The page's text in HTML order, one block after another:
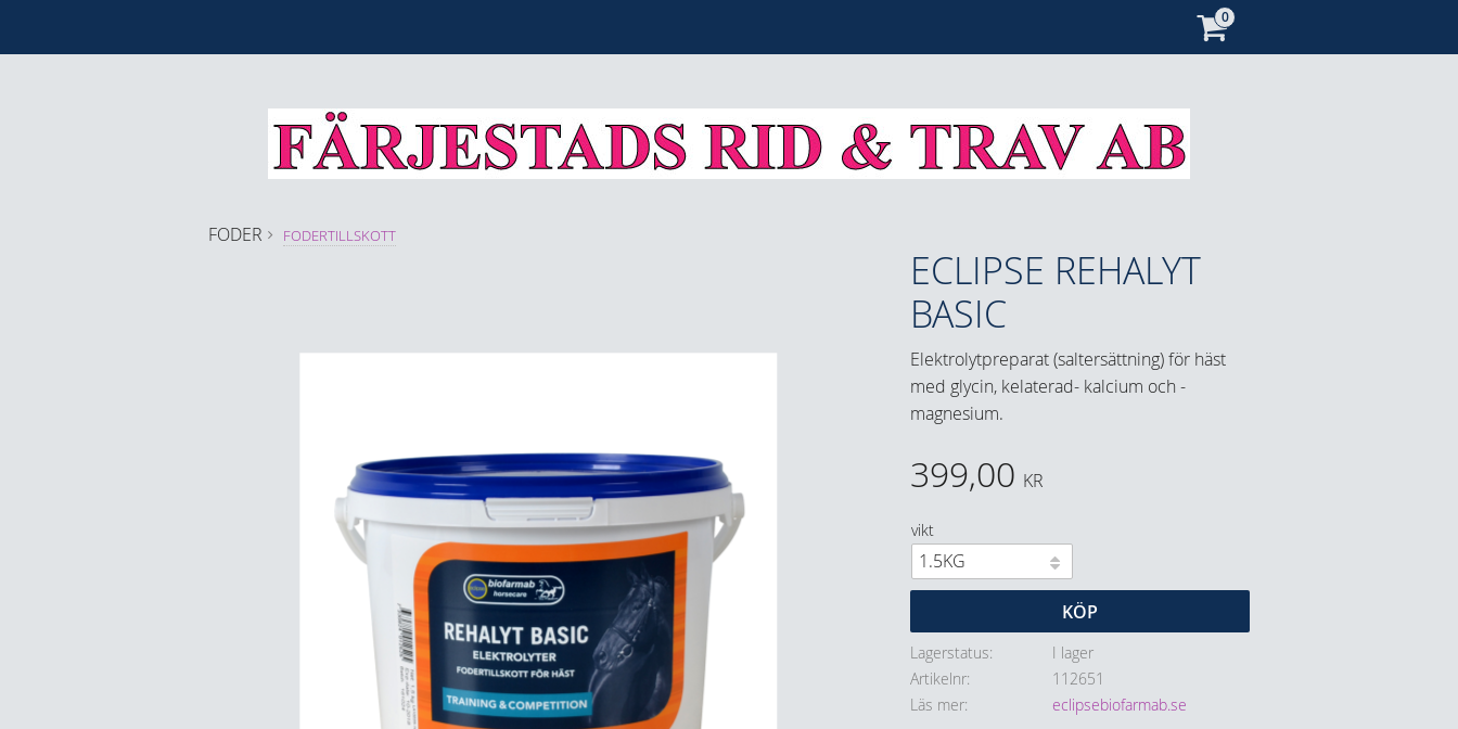
FODER FODERTILLSKOTT
ECLIPSE REHALYT
BASIC
Elektrolytpreparat (saltersättning) för häst
med glycin, kelaterad- kalcium och -
magnesium.
399,00 KR
vikt
KÖP
Lagerstatus
I lager
Artikelnr
112651
Läs mer
eclipsebiofarmab.se